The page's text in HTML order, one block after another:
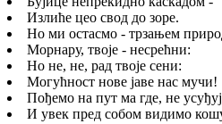
Излиће цео свод до зоре.
Но ми остасмо - трзањем
Морнару, твоје - несрећни:
Но не, не, рад твоје сени:
Могућност нове јаве нас мучи!
Пођемо на пут ма где, не
И увек пред собом видимо